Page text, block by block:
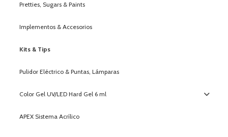
Pretties, Sugars & Paints
Implementos & Accesorios
Kits & Tips
Pulidor Eléctrico & Puntas, Lámparas
Color Gel UV/LED Hard Gel 6 ml
APEX Sistema Acrílico